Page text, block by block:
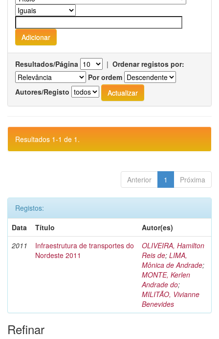
Resultados/Página | Ordenar registos por:
Por ordem
Autores/Registo
Resultados 1-1 de 1.
Anterior 1 Próxima
Registos:
Data
Título
Autor(es)
2011
Infraestrutura de transportes do
Nordeste 2011
OLIVEIRA, Hamilton
Reis de; LIMA,
Mônica de Andrade;
MONTE, Kerlen
Andrade do;
MILITÃO, Vivianne
Benevides
Refinar